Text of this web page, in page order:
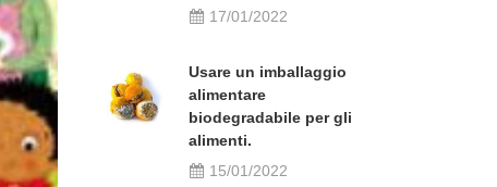
17/01/2022
Usare un imballaggio
alimentare
biodegradabile per gli
alimenti.
15/01/2022